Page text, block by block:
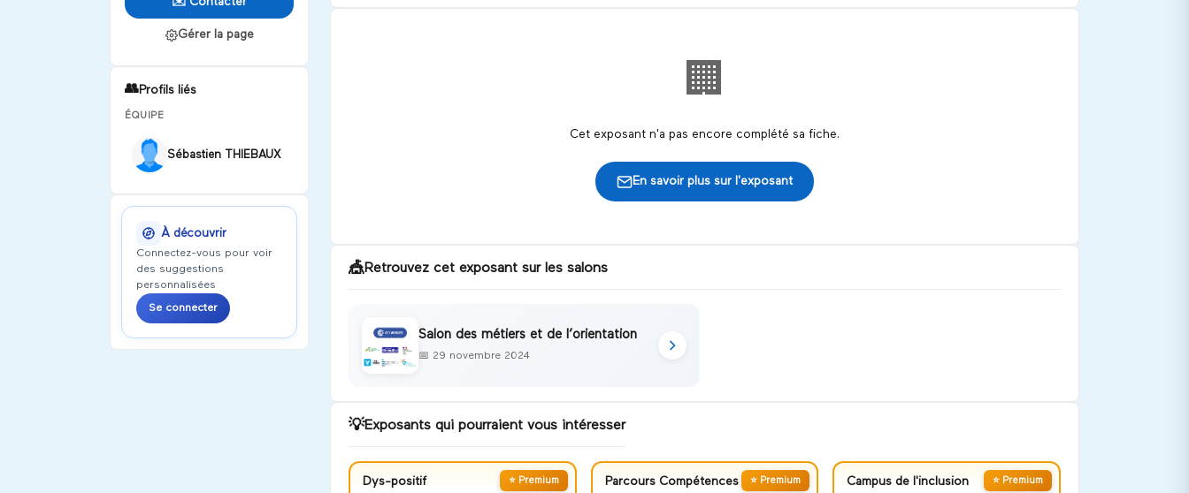
Gérer la page
👥Profils liés
ÉQUIPE
Sébastien THIEBAUX
À découvrir
Connectez-vous pour voir
des suggestions
personnalisées
Se connecter
🏢
Cet exposant n'a pas encore complété sa fiche.
En savoir plus sur l'exposant
🎪Retrouvez cet exposant sur les salons
Salon des métiers et de l’orientation
📅 29 novembre 2024
💡Exposants qui pourraient vous intéresser
⭐ Premium
Dys-positif ⭐ Premium
Parcours Compétences ⭐ Premium
Campus de l'inclusion